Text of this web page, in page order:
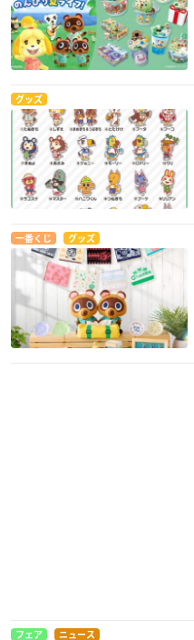
グッズ
一番くじ グッズ
フェア ニュース